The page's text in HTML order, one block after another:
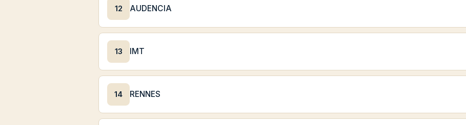
12 AUDENCIA
13 IMT
14 RENNES